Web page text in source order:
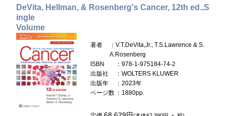
DeVita, Hellman, & Rosenberg's Cancer, 12th ed.,S
ingle
Volume
著者
：V.T.DeVita,Jr., T.S.Lawrence & S.
A.Rosenberg
ISBN
：978-1-975184-74-2
出版社
：WOLTERS KLUWER
出版年
：2023年
ページ数 ：1880pp.